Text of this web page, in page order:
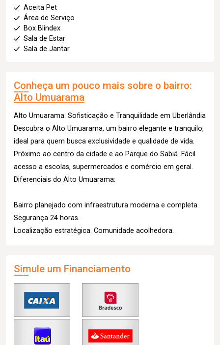
Aceita Pet
Área de Serviço
Box Blindex
Sala de Estar
Sala de Jantar
Conheça um pouco mais sobre o bairro:
Alto Umuarama
Alto Umuarama: Sofisticação e Tranquilidade em Uberlândia
Descubra o Alto Umuarama, um bairro elegante e tranquilo,
ideal para quem busca exclusividade e qualidade de vida.
Próximo ao centro da cidade e ao Parque do Sabiá. Fácil
acesso a escolas, supermercados e comércio em geral.
Diferenciais do Alto Umuarama:
Bairro planejado com infraestrutura moderna e completa.
Segurança 24 horas.
Localização estratégica. Comunidade acolhedora.
Simule um Financiamento